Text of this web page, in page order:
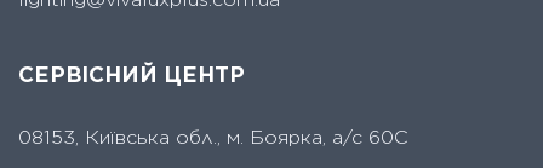
СЕРВІСНИЙ ЦЕНТР
08153, Київська обл., м. Боярка, а/с 60С